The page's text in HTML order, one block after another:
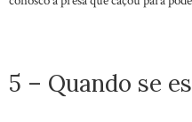
5 – Quando se